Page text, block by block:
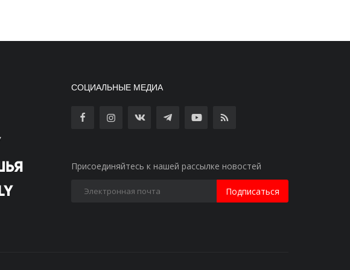
СОЦИАЛЬНЫЕ МЕДИА
Присоединяйтесь к нашей рассылке новостей
Подписаться